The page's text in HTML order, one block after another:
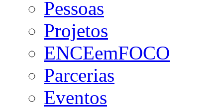
Pessoas
Projetos
ENCEemFOCO
Parcerias
Eventos